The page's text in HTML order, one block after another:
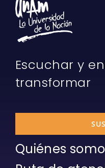
transformar
Quiénes
Ruta de